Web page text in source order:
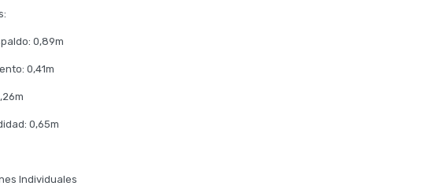
0,89m
0,41m
0,65m
Individuales